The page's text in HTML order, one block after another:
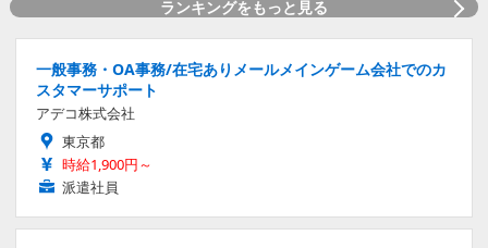
ランキングをもっと見る
一般事務・OA事務/在宅ありメールメインゲーム会社でのカ
スタマーサポート
アデコ株式会社
東京都
時給1,900円～
派遣社員